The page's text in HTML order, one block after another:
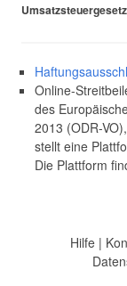
Umsatzsteuergesetz
Online-
des
2013 (ODR-
stellt eine
Die Plattform
Hilfe|